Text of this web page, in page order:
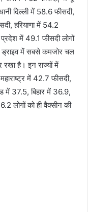
दिल्ली में 58.6 फीसदी,
हरियाणा में 54.2
में 49.1 फीसदी लोगों
में सबसे कमजोर चल
है। इन राज्यों में
में 42.7 फीसदी,
में 37.5, बिहार में 36.9,
लोगों को ही वैक्सीन की